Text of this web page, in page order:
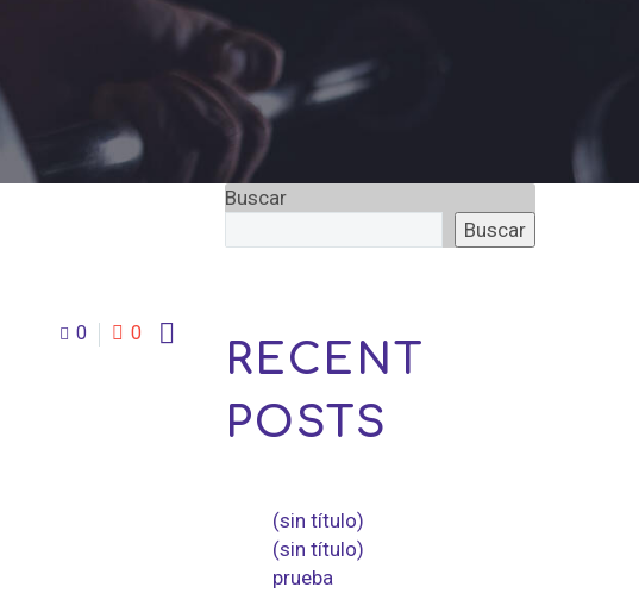
0 0 
Buscar
Buscar
RECENT
POSTS
(sin título)
(sin título)
prueba